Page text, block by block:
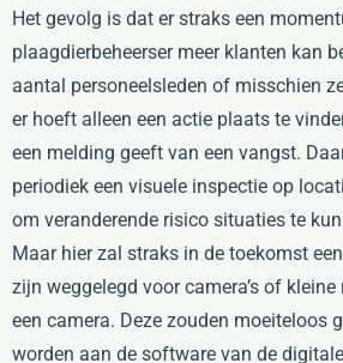
Het gevolg is dat er straks een
plaagdierbeheerser meer klanten kan
aantal personeelsleden of misschien
er hoeft alleen een actie plaats te
een melding geeft van een vangst.
periodiek een visuele inspectie op
om veranderende risico situaties te
Maar hier zal straks in de toekomst
zijn weggelegd voor camera’s of
een camera. Deze zouden moeiteloos
worden aan de software van de